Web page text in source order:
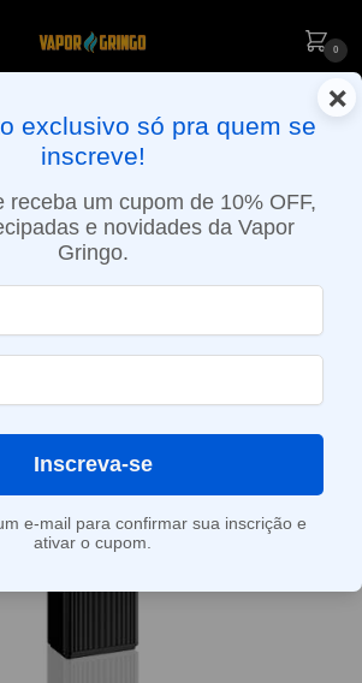
0
DIA EM SÃO PAULO (SEG A SEX): PEDIDOS
ATÉ 15:30 VIA MOTOBOY
×
exclusivo só pra quem se
inscreve!
receba um cupom de 10% OFF,
e novidades da Vapor
Gringo.
Inscreva-se
e-mail para confirmar sua inscrição e
ativar o cupom.